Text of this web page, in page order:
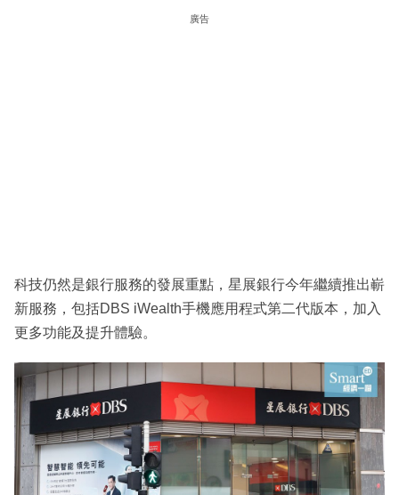
廣告
科技仍然是銀行服務的發展重點，星展銀行今年繼續推出嶄
新服務，包括DBS iWealth手機應用程式第二代版本，加入
更多功能及提升體驗。